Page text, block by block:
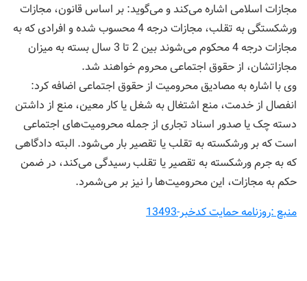
مجازات اسلامی اشاره می‌کند و می‌گوید: بر اساس قانون، مجازات
ورشکستگی به تقلب، مجازات درجه 4 محسوب شده و افرادی که به
مجازات درجه 4 محکوم می‌شوند بین 2 تا 3 سال بسته به میزان
مجازاتشان، از حقوق اجتماعی محروم خواهند شد.
وی با اشاره به مصادیق محرومیت از حقوق اجتماعی اضافه کرد:
انفصال از خدمت، منع اشتغال به شغل یا کار معین، منع از داشتن
دسته چک یا صدور اسناد تجاری از جمله محرومیت‌های اجتماعی
است که بر ورشکسته به تقلب یا تقصیر بار می‌شود. البته دادگاهی
که به جرم ورشکسته به تقصیر یا تقلب رسیدگی می‌کند، در ضمن
حکم به مجازات، این محرومیت‌ها را نیز بر می‌شمرد.
منبع :روزنامه حمایت کدخبر-13493